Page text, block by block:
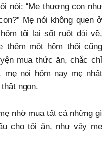
nói: “Mẹ thương con như
Mẹ nói không quen ở
tôi lại sốt ruột đòi về,
một hôm thôi cũng
mua thức ăn, chắc chỉ
nói hôm nay mẹ nhất
ngon.
nhờ mua tất cả những gì
cho tôi ăn, như vậy mẹ